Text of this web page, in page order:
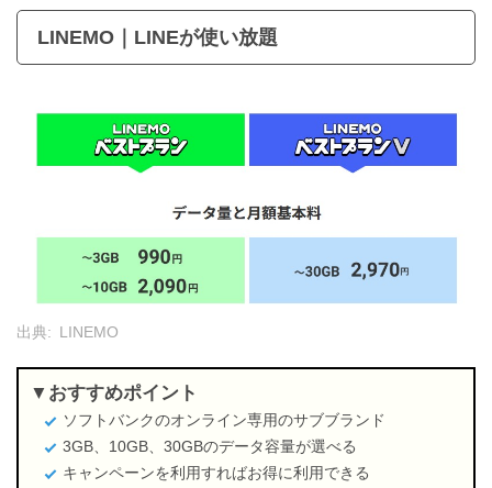
LINEMO｜LINEが使い放題
出典: LINEMO
おすすめポイント
ソフトバンクのオンライン専用のサブブランド
3GB、10GB、30GBのデータ容量が選べる
キャンペーンを利用すればお得に利用できる